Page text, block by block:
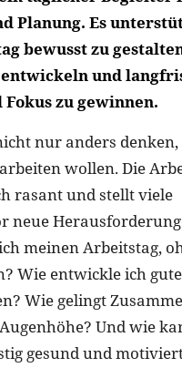
Planung. Es
bewusst zu
und
zu gewinnen.
nur anders
wollen. Die
rasant und stellt viele
neue
meinen Arbeitstag,
Wie entwickle ich gute
Wie gelingt
Und wie
gesund und